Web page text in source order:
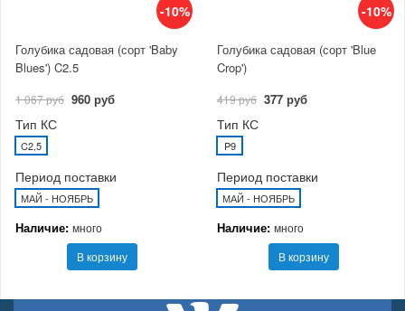
-10%
Голубика садовая (сорт 'Baby
Blues') C2.5
1 067 руб 960 руб
Тип КС
C2,5
Период поставки
МАЙ - НОЯБРЬ
Наличие: много
В корзину
-10%
Голубика садовая (сорт 'Blue
Crop')
419 руб 377 руб
Тип КС
P9
Период поставки
МАЙ - НОЯБРЬ
Наличие: много
В корзину